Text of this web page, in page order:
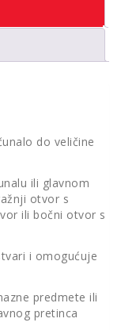
do veličine
ili glavnom
otvor s
ili bočni otvor s
i omogućuje
predmete ili
pretinca